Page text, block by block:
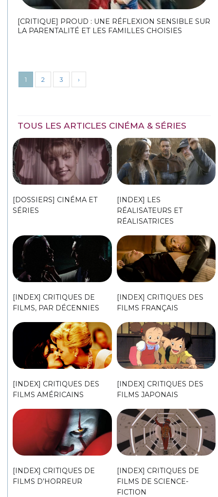
[CRITIQUE] PROUD : UNE RÉFLEXION SENSIBLE SUR
LA PARENTALITÉ ET LES FAMILLES CHOISIES
1 2 3 ›
TOUS LES ARTICLES CINÉMA & SÉRIES
[DOSSIERS] CINÉMA ET
SÉRIES
[INDEX] LES
RÉALISATEURS ET
RÉALISATRICES
[INDEX] CRITIQUES DE
FILMS, PAR DÉCENNIES
[INDEX] CRITIQUES DES
FILMS FRANÇAIS
[INDEX] CRITIQUES DES
FILMS AMÉRICAINS
[INDEX] CRITIQUES DES
FILMS JAPONAIS
[INDEX] CRITIQUES DE
FILMS D’HORREUR
[INDEX] CRITIQUES DE
FILMS DE SCIENCE-
FICTION